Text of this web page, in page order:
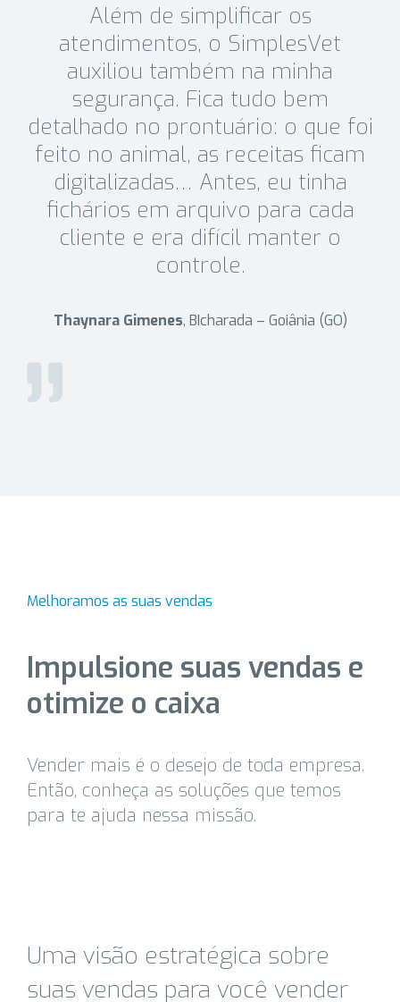
Além de simplificar os
atendimentos, o SimplesVet
auxiliou também na minha
segurança. Fica tudo bem
detalhado no prontuário: o que foi
feito no animal, as receitas ficam
digitalizadas… Antes, eu tinha
fichários em arquivo para cada
cliente e era difícil manter o
controle.
Thaynara Gimenes, BIcharada – Goiânia (GO)
Melhoramos as suas vendas
Impulsione suas vendas e
otimize o caixa
Vender mais é o desejo de toda empresa.
Então, conheça as soluções que temos
para te ajuda nessa missão.
Uma visão estratégica sobre
suas vendas para você vender